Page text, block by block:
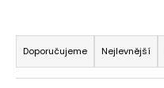
Ř
a
z
Doporučujeme Nejlevnější